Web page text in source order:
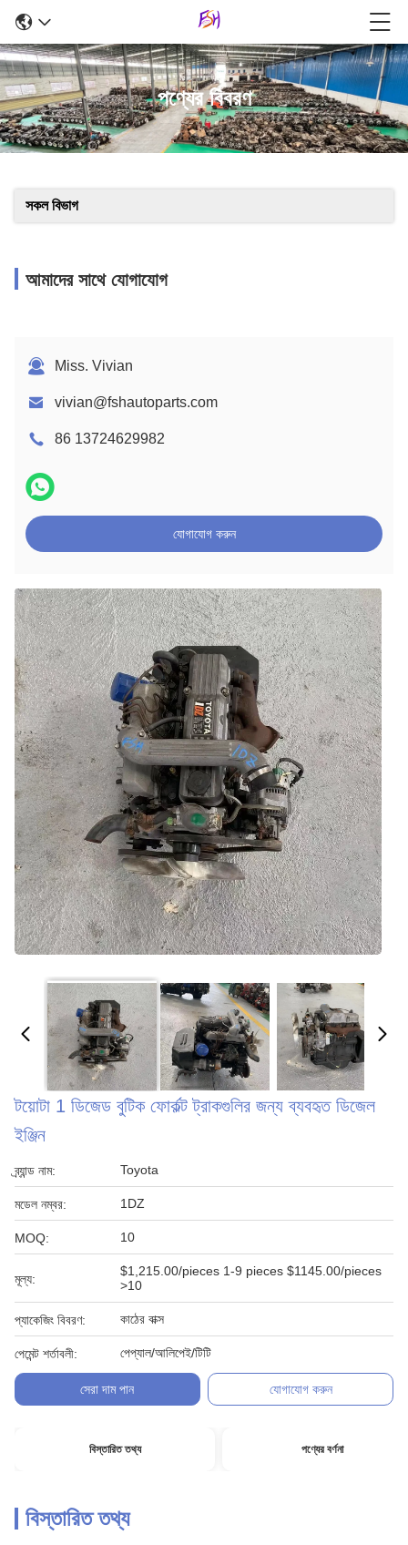
পণ্যের বিবরণ
সকল বিভাগ
আমাদের সাথে যোগাযোগ
Miss. Vivian
vivian@fshautoparts.com
86 13724629982
যোগাযোগ করুন
টয়োটা 1 ডিজেড বুটিক ফোর্কল্ট ট্রাকগুলির জন্য ব্যবহৃত ডিজেল
ইঞ্জিন
ব্র্যান্ড নাম: Toyota
মডেল নম্বর: 1DZ
MOQ: 10
মূল্য:
$1,215.00/pieces 1-9 pieces $1145.00/pieces
>10
প্যাকেজিং বিবরণ: কাঠের বাক্স
পেমেন্ট শর্তাবলী: পেপ্যাল/আলিপেই/টিটি
সেরা দাম পান যোগাযোগ করুন
বিস্তারিত তথ্য পণ্যের বর্ণনা
বিস্তারিত তথ্য